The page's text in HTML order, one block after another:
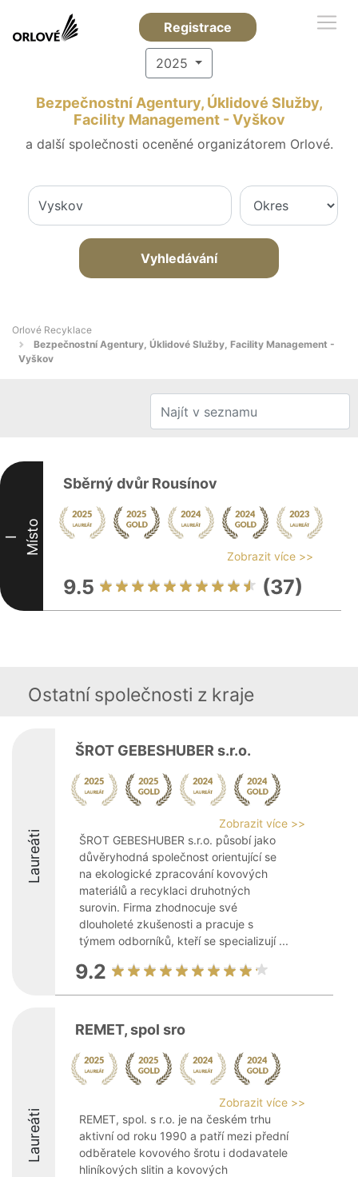
Registrace
2025
Bezpečnostní Agentury, Úklidové Služby,
Facility Management - Vyškov
a další společnosti oceněné organizátorem Orlové.
Vyhledávání
Orlové Recyklace
Bezpečnostní Agentury, Úklidové Služby, Facility Management -
Vyškov
I Místo
Sběrný dvůr Rousínov
Zobrazit více >>
9.5 (37)
Ostatní společnosti z kraje
Laureáti
ŠROT GEBESHUBER s.r.o.
Zobrazit více >>
ŠROT GEBESHUBER s.r.o. působí jako
důvěryhodná společnost orientující se
na ekologické zpracování kovových
materiálů a recyklaci druhotných
surovin. Firma zhodnocuje své
dlouholeté zkušenosti a pracuje s
týmem odborníků, kteří se specializují ...
9.2
Laureáti
REMET, spol sro
Zobrazit více >>
REMET, spol. s r.o. je na českém trhu
aktivní od roku 1990 a patří mezi přední
odběratele kovového šrotu i dodavatele
hliníkových slitin a kovových